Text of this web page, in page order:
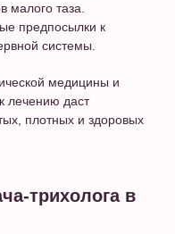
малого таза.
предпосылки к
системы.
медицины и
лечению даст
плотных и здоровых
трихолога в